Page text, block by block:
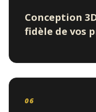
Conception
fidèle de vos
06